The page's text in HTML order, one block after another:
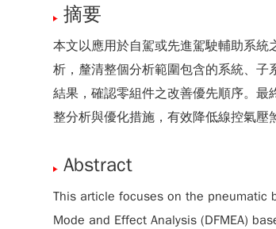
摘要
本文以應用於自駕或先進駕駛輔助系統
析，釐清整個分析範圍包含的系統、
結果，確認零組件之改善優先順序。最
整分析與優化措施，有效降低線控氣壓
Abstract
This article focuses on the pneumatic
Mode and Effect Analysis (DFMEA)